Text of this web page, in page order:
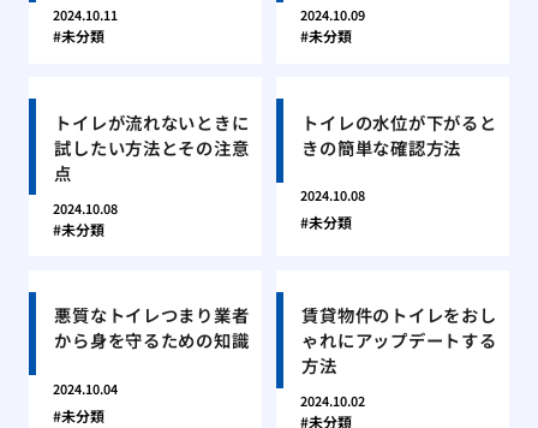
2024.10.11
未分類
2024.10.09
未分類
トイレが流れないときに
試したい方法とその注意
点
2024.10.08
未分類
トイレの水位が下がると
きの簡単な確認方法
2024.10.08
未分類
悪質なトイレつまり業者
から身を守るための知識
2024.10.04
未分類
賃貸物件のトイレをおし
ゃれにアップデートする
方法
2024.10.02
未分類